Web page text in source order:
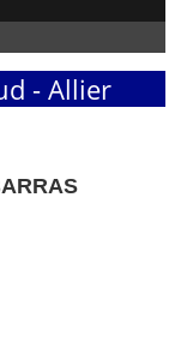
- Allier